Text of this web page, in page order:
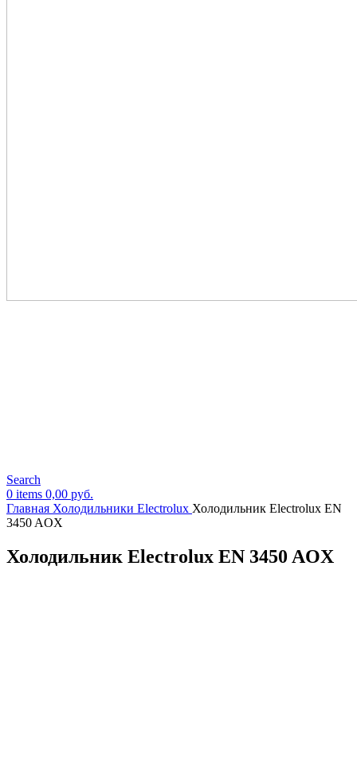
Search
0 items 0,00 руб.
Главная Холодильники Electrolux Холодильник Electrolux EN
3450 AOX
Холодильник Electrolux EN 3450 AOX